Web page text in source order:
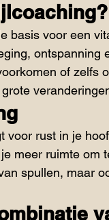
basis voor een
ontspanning
of zelfs
voor rust in je
meer ruimte om
spullen, maar